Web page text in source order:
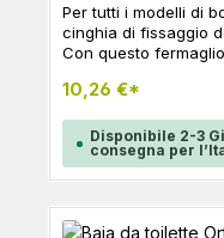
Per tutti i modelli di
cinghia di fissaggio
Con questo
CONTENUTO: 3 x viti e 3x dadi 1 x vite D-ring 1 x anello
con foro per vite
10,26 €*
Disponibile 2-3
consegna per